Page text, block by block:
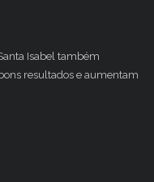
Isabel também
resultados e aumentam